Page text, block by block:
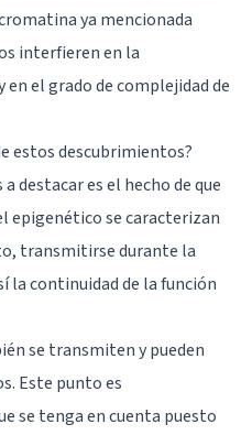
ya mencionada
interfieren en la
en el grado de complejidad de
estos descubrimientos?
destacar es el hecho de que
epigenético se caracterizan
transmitirse durante la
la continuidad de la función
se transmiten y pueden
Este punto es
se tenga en cuenta puesto